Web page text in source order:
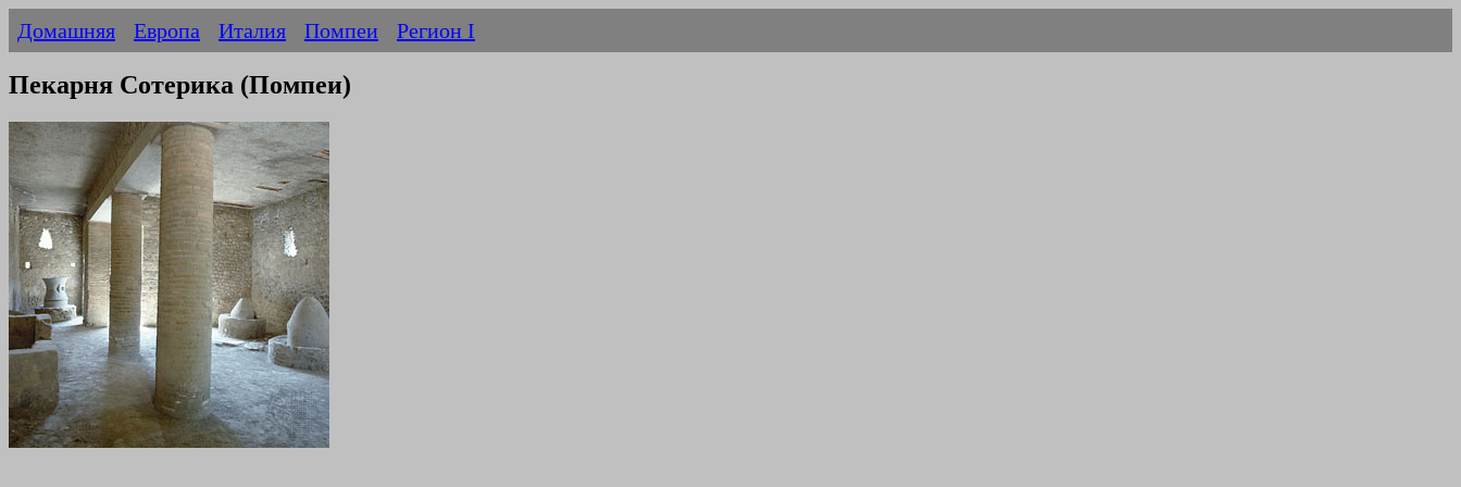
Домашняя Европа Италия Помпеи Регион I
Пекарня Сотерика (Помпеи)